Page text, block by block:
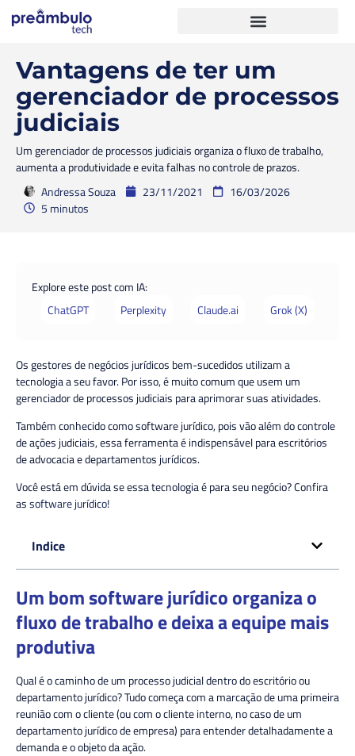
Vantagens de ter um
gerenciador de processos
judiciais
Um gerenciador de processos judiciais organiza o fluxo de trabalho,
aumenta a produtividade e evita falhas no controle de prazos.
Andressa Souza
23/11/2021
16/03/2026
5 minutos
Explore este post com IA:
ChatGPT
Perplexity Claude.ai Grok (X)
Os gestores de negócios jurídicos bem-sucedidos utilizam a
tecnologia a seu favor. Por isso, é muito comum que usem um
gerenciador de processos judiciais para aprimorar suas atividades.
Também conhecido como software jurídico, pois vão além do controle
de ações judiciais, essa ferramenta é indispensável para escritórios
de advocacia e departamentos jurídicos.
Você está em dúvida se essa tecnologia é para seu negócio? Confira
assoftware jurídico!
Indice
Um bom software jurídico organiza o
fluxo de trabalho e deixa a equipe mais
produtiva
Qual é o caminho de um processo judicial dentro do escritório ou
departamento jurídico? Tudo começa com a marcação de uma primeira
reunião com o cliente (ou com o cliente interno, no caso de um
departamento jurídico de empresa) para entender detalhadamente a
demanda e o objeto da ação.